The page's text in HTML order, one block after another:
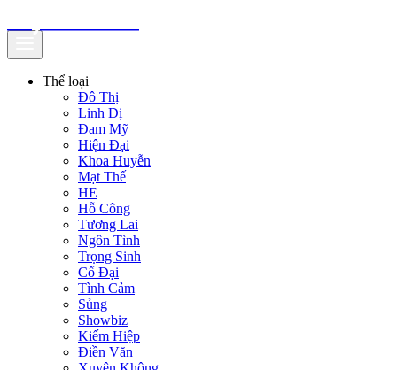
Thể loại
Đô Thị
Linh Dị
Đam Mỹ
Hiện Đại
Khoa Huyễn
Mạt Thế
HE
Hỗ Công
Tương Lai
Ngôn Tình
Trọng Sinh
Cổ Đại
Tình Cảm
Sủng
Showbiz
Kiếm Hiệp
Điền Văn